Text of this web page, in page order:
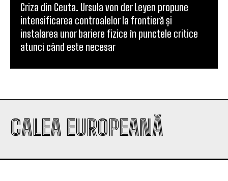
Criza din Ceuta. Ursula von der Leyen propune
intensificarea controalelor la frontieră și
instalarea unor bariere fizice în punctele critice
atunci când este necesar
CALEA EUROPEANĂ